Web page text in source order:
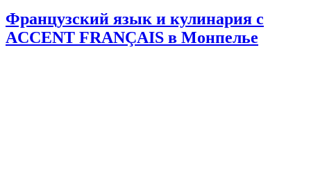
Французский язык и кулинария с
ACCENT FRANÇAIS в Монпелье